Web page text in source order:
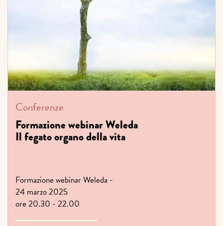
Conferenze
Formazione webinar Weleda
Il fegato organo della vita
Formazione webinar Weleda -
24 marzo 2025
ore 20.30 - 22.00